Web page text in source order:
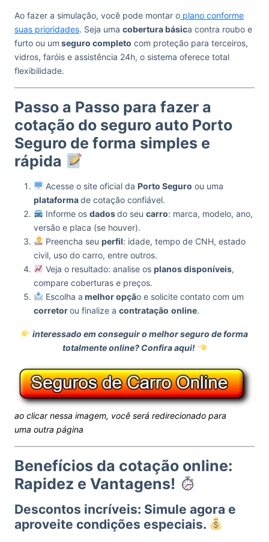
Ao fazer a simulação, você pode montar o plano conforme
suas prioridades. Seja uma cobertura básica contra roubo e
furto ou um seguro completo com proteção para terceiros,
vidros, faróis e assistência 24h, o sistema oferece total
flexibilidade.
Passo a Passo para fazer a
cotação do seguro auto Porto
Seguro de forma simples e
rápida
Acesse o site oficial da Porto Seguro ou uma
plataformade cotação confiável.
Informe os dadosdo seu carro: marca, modelo, ano,
versão e placa (se houver).
Preencha seu perfil: idade, tempo de CNH, estado
civil, uso do carro, entre outros.
Veja o resultado: analise os planos disponíveis,
compare coberturas e preços.
Escolha a melhor opção e solicite contato com um
corretorou finalize a contratação online.
interessado em conseguir o melhor seguro de forma
totalmente online? Confira aqui!
ao clicar nessa imagem, você será redirecionado para
uma outra página
Benefícios da cotação online:
Rapidez e Vantagens!
Descontos incríveis: Simule agora e
aproveite condições especiais.